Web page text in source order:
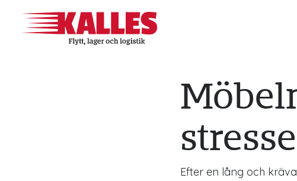
Efter en lång och